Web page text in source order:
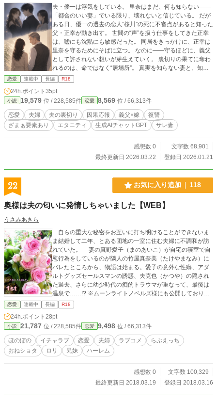
夫・優一は浮気をしている。 里奈はまだ、何も知らない――
「都合のいい妻」でいる限り、壊れないと信じている。 だが
ある日、優一の過去の恋人“桜川”の死に不審点があると知った
父・正幸が動き出す。 世間の“声”を扱う仕事をしてきた正幸
は、嘘にも沈黙にも敏感だった。 同居をきっかけに、正幸は
里奈を守るためにそばに立つ。 なのに――守るほどに、義父
として許されない想いが芽生えていく。 裏切りの果てに奪わ
れるのは、命ではなく“居場所”。 真実を知らない妻と、知っ
てしまった義父。崩れた家族の先で始まる、静かな“ざまぁ”と
禁断の恋。
恋愛 連載中 長編 R18
24h.ポイント 35pt
小説 19,579 位 / 228,585件 恋愛 8,569 位 / 66,313件
恋愛 夫婦 夫の裏切り 因果応報 義父×嫁
復讐
ざまぁ要素あり
エタニティ 生成AIチャットGPT サレ妻
感想数 0
文字数 68,901
最終更新日 2026.03.22
登録日 2026.01.21
22 お気に入り追加 118
奥様は夫の匂いに発情しちゃいました【WEB】
うさみあきら
自らの重大な秘密をお互いに打ち明けることができないま
ま結婚して二年、とある団地の一室に住む夫婦に不調和が訪
れていた。 妻の真野愛子（まのあいこ）が自宅の寝室で自
慰行為をしているのが隣人の竹屋真奈美（たけやまなみ）に
バレたところから、物語は始まる。愛子の意外な性癖、アダ
ルトグッズセールスマンの誘惑、夫克也（かつや）の隠され
た過去、さらに幼少時代の痴的トラウマが重なって、最後は
温泉で……!? ※ムーンライトノベルズ様にも公開しておりま
す長編第一弾目の作品です。1,500字程度を目安に分割し、読
みやすくしました。 ☆先に投稿している第二弾目の作品『う
ちの奥さんとイチャラブなエッチしたらエッチな出会いが生
まれました【WEB】』も、よろしくお願いいたします。 http
s://www.alphapolis.co.jp/novel/448388458/334170229
恋愛 連載中 長編 R18
24h.ポイント 28pt
小説 21,787 位 / 228,585件 恋愛 9,498 位 / 66,313件
ほのぼの イチャラブ 恋愛 夫婦 ラブコメ
らぶえっち
おねショタ
ロリ 兄妹 ハーレム
感想数 0
文字数 100,329
最終更新日 2018.03.19
登録日 2018.03.16